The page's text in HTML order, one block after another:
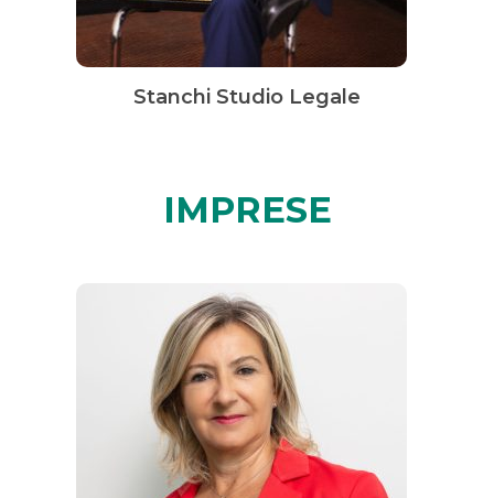
Stanchi Studio Legale
IMPRESE